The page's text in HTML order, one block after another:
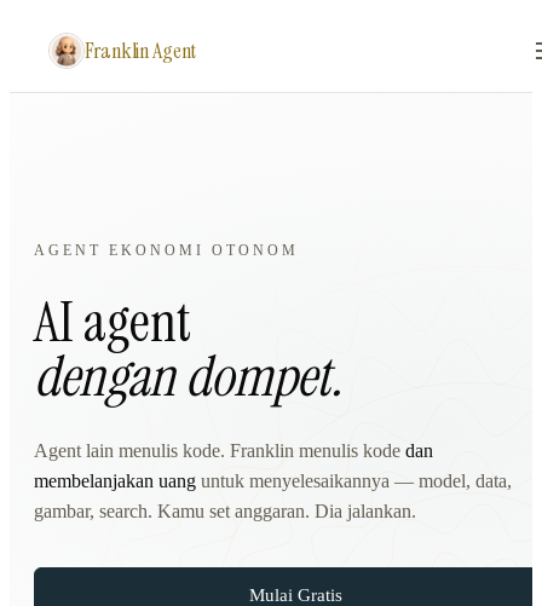
Franklin Agent
AGENT EKONOMI OTONOM
AI agent
dengandompet.
Agent lain menulis kode. Franklin menulis kode dan
membelanjakan uang untuk menyelesaikannya — model, data,
gambar, search. Kamu set anggaran. Dia jalankan.
Mulai Gratis